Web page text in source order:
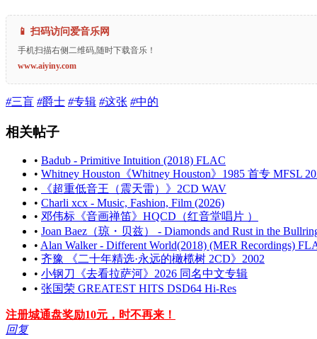
📱 扫码访问爱音乐网
手机扫描右侧二维码,随时下载音乐！
www.aiyiny.com
#三盲 #爵士 #专辑 #这张 #中的
相关帖子
• Badub - Primitive Intuition (2018) FLAC
• Whitney Houston《Whitney Houston》1985 首专 MFSL
•
《超重低音王（震天雷）》2CD WAV
• Charli xcx - Music, Fashion, Film (2026)
• 邓伟标《音画禅笛》HQCD（红音堂唱片 ）
• Joan Baez（琼・贝兹） - Diamonds and Rust in the
• Alan Walker - Different World(2018) (MER Recordings)
• 齐豫 《二十年精选·永远的橄榄树 2CD》2002
• 小钢刀《去看拉萨河》2026 同名中文专辑
• 张国荣 GREATEST HITS DSD64 Hi-Res
注册城通盘奖励10元，时不再来！
回复